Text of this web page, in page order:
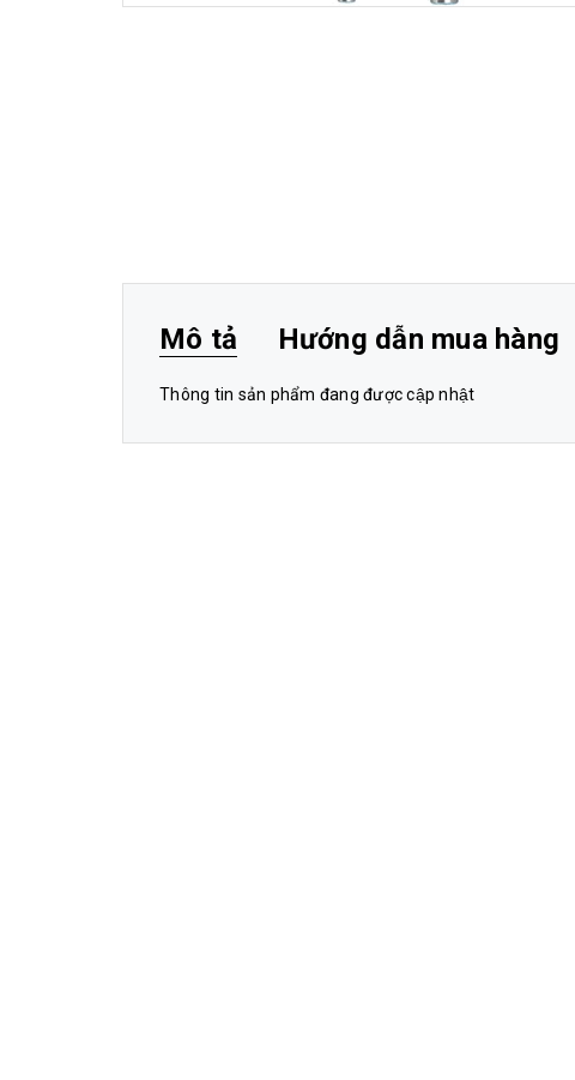
Mô tả Hướng dẫn mua hàng
Thông tin sản phẩm đang được cập nhật